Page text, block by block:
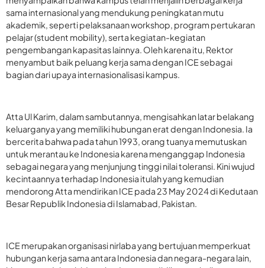
sama internasional yang mendukung peningkatan mutu
akademik, seperti pelaksanaan workshop, program pertukaran
pelajar (student mobility), serta kegiatan-kegiatan
pengembangan kapasitas lainnya. Oleh karena itu, Rektor
menyambut baik peluang kerja sama dengan ICE sebagai
bagian dari upaya internasionalisasi kampus.
Atta Ul Karim, dalam sambutannya, mengisahkan latar belakang
keluarganya yang memiliki hubungan erat dengan Indonesia. Ia
bercerita bahwa pada tahun 1993, orang tuanya memutuskan
untuk merantau ke Indonesia karena menganggap Indonesia
sebagai negara yang menjunjung tinggi nilai toleransi. Kini wujud
kecintaannya terhadap Indonesia itulah yang kemudian
mendorong Atta mendirikan ICE pada 23 May 2024 di Kedutaan
Besar Republik Indonesia di Islamabad, Pakistan.
ICE merupakan organisasi nirlaba yang bertujuan memperkuat
hubungan kerja sama antara Indonesia dan negara-negara lain,